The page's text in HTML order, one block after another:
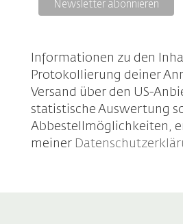
Informationen zu den
Protokollierung deiner
Versand über den US-
statistische Auswertung
Abbestellmöglichkeiten,
meiner